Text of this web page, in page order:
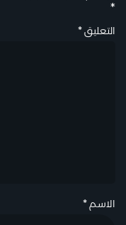
*
التعليق*
الاسم *